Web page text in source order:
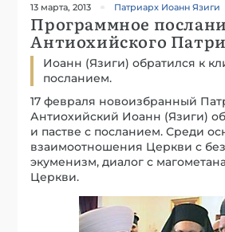
13 марта, 2013 Патриарх Иоанн Язиги
Программное
Антиохийского
Иоанн (Язиги) обратился к
посланием.
17 февраля новоизбранный
Антиохийский Иоанн (Язиги)
и пастве с посланием. Среди
взаимоотношения Церкви с
экуменизм, диалог с
Церкви.